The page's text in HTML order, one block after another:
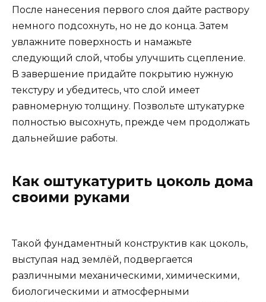
После нанесения первого слоя дайте раствору
немного подсохнуть, но не до конца. Затем
увлажните поверхность и намажьте
следующий слой, чтобы улучшить сцепление.
В завершение придайте покрытию нужную
текстуру и убедитесь, что слой имеет
равномерную толщину. Позвольте штукатурке
полностью высохнуть, прежде чем продолжать
дальнейшие работы.
Как оштукатурить цоколь дома
своими руками
Такой фундаментный конструктив как цоколь,
выступая над землёй, подвергается
различными механическими, химическими,
биологическими и атмосферными